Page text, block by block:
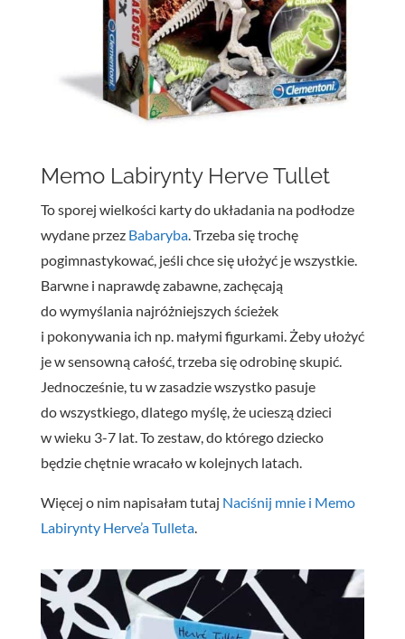
Memo Labirynty Herve Tullet
To sporej wielkości karty do układania na podłodze
wydane przez Babaryba. Trzeba się trochę
pogimnastykować, jeśli chce się ułożyć je wszystkie.
Barwne i naprawdę zabawne, zachęcają
do wymyślania najróżniejszych ścieżek
i pokonywania ich np. małymi figurkami. Żeby ułożyć
je w sensowną całość, trzeba się odrobinę skupić.
Jednocześnie, tu w zasadzie wszystko pasuje
do wszystkiego, dlatego myślę, że ucieszą dzieci
w wieku 3-7 lat. To zestaw, do którego dziecko
będzie chętnie wracało w kolejnych latach.
Więcej o nim napisałam tutaj Naciśnij mnie i Memo
Labirynty Herve’a Tulleta.